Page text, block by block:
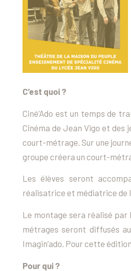
C’est quoi ?
Ciné’Ado est un temps de
Cinéma de Jean Vigo et des
court-métrage. Sur une
groupe créera un court-
Les élèves seront
réalisatrice et médiatrice de
Le montage sera réalisé par
métrages seront diffusés
Imagin’ado. Pour cette
Pour qui ?